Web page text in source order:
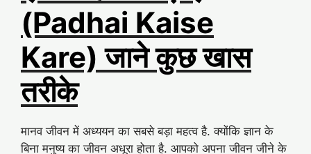
(Padhai Kaise
Kare) जाने कुछ खास
तरीके
मानव जीवन में अध्ययन का सबसे बड़ा महत्व है. क्योंकि ज्ञान के
बिना मनुष्य का जीवन अधूरा होता है. आपको अपना जीवन जीने के